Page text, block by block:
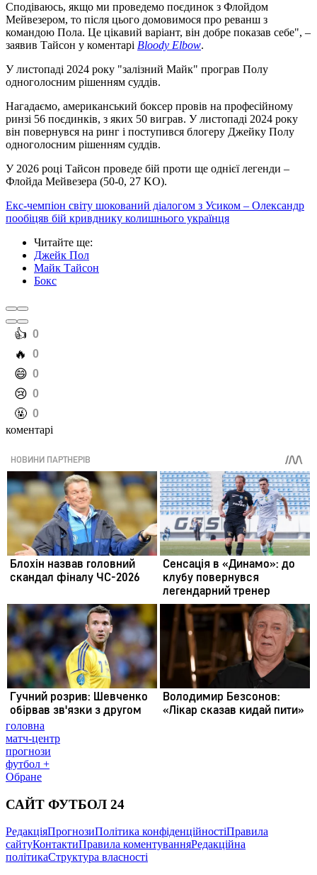
Сподіваюсь, якщо ми проведемо поєдинок з Флойдом
Мейвезером, то після цього домовимося про реванш з
командою Пола. Це цікавий варіант, він добре показав себе", –
заявив Тайсон у коментарі Bloody Elbow.
У листопаді 2024 року "залізний Майк" програв Полу
одноголосним рішенням суддів.
Нагадаємо, американський боксер провів на професійному
ринзі 56 поєдинків, з яких 50 виграв. У листопаді 2024 року
він повернувся на ринг і поступився блогеру Джейку Полу
одноголосним рішенням суддів.
У 2026 році Тайсон проведе бій проти ще однієї легенди –
Флойда Мейвезера (50-0, 27 KO).
Екс-чемпіон світу шокований діалогом з Усиком – Олександр
пообіцяв бій кривднику колишнього українця
Читайте ще:
Джейк Пол
Майк Тайсон
Бокс
️👍 0
️🔥 0
️😄 0
️😢 0
️🤬 0
коментарі
головна
матч-центр
прогнози
футбол +
Обране
САЙТ ФУТБОЛ 24
РедакціяПрогнозиПолітика конфіденційностіПравила
сайтуКонтактиПравила коментуванняРедакційна
політикаСтруктура власності